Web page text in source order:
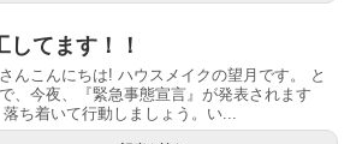
してます！！
んこんにちは! ハウスメイクの望月です。 と
、今夜、『緊急事態宣言』が発表されます
ち着いて行動しましょう。い...